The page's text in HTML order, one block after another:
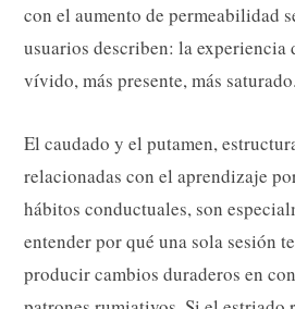
con el aumento de permeabilidad
usuarios describen: la experiencia
vívido, más presente, más saturado.
El caudado y el putamen,
relacionadas con el aprendizaje
hábitos conductuales, son
entender por qué una sola sesión
producir cambios duraderos en